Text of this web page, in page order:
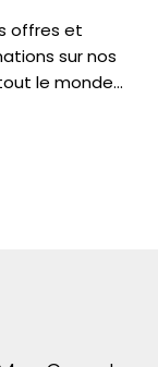
offres et
sur nos
le monde...